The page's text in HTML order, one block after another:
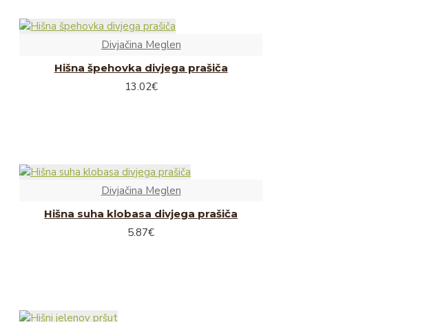
Divjačina Meglen
Hišna špehovka divjega prašiča
13.02€
Divjačina Meglen
Hišna suha klobasa divjega prašiča
5.87€